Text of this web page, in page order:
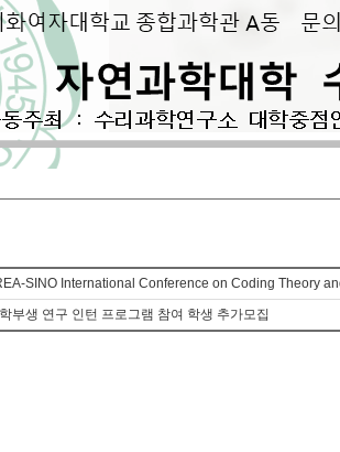
SINO International Conference on Coding Theory
부생 연구 인턴 프로그램 참여 학생 추가모집